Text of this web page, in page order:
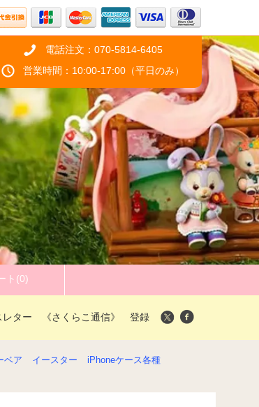
電話注文：070-5814-6405
営業時間：10:00-17:00（平日のみ）
ト(0)
レター 《さくらこ通信》 登録
ベア イースター iPhoneケース各種